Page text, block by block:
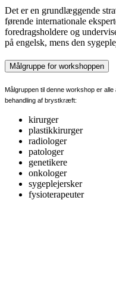
Det er en grundlæggende
førende internationale
foredragsholdere og
på engelsk, mens den
Målgruppe for workshoppen
Målgruppen til denne workshop er
behandling af brystkræft:
kirurger
plastikkirurger
radiologer
patologer
genetikere
onkologer
sygeplejersker
fysioterapeuter